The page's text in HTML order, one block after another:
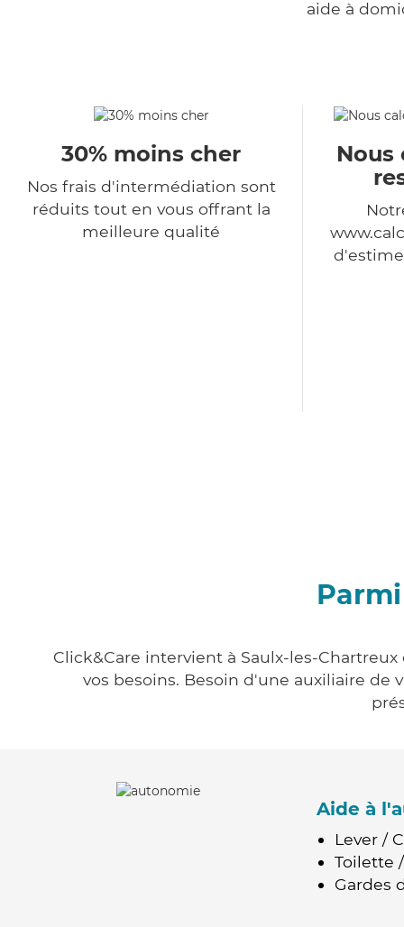
aide à
30% moins cher
Nos frais d'intermédiation sont
réduits tout en vous offrant la
meilleure qualité
Nous
Click&Care intervient à Saulx-les-
vos besoins. Besoin d'une auxiliaire
Aide à
Lever /
Toilette
Gardes